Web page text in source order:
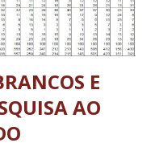
E
AO